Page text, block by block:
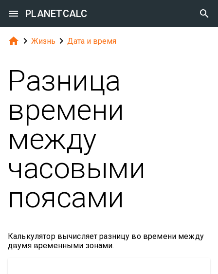
 PLANETCALC 
  Жизнь  Дата и время
Разница
времени
между
часовыми
поясами
Калькулятор вычисляет разницу во времени между
двумя временными зонами.